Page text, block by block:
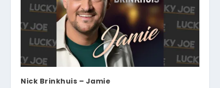
Nick Brinkhuis – Jamie